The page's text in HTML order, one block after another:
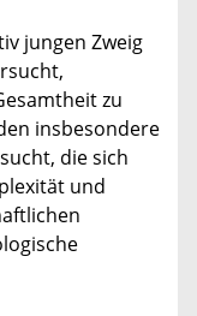
jungen Zweig
zu
insbesondere
die sich
und